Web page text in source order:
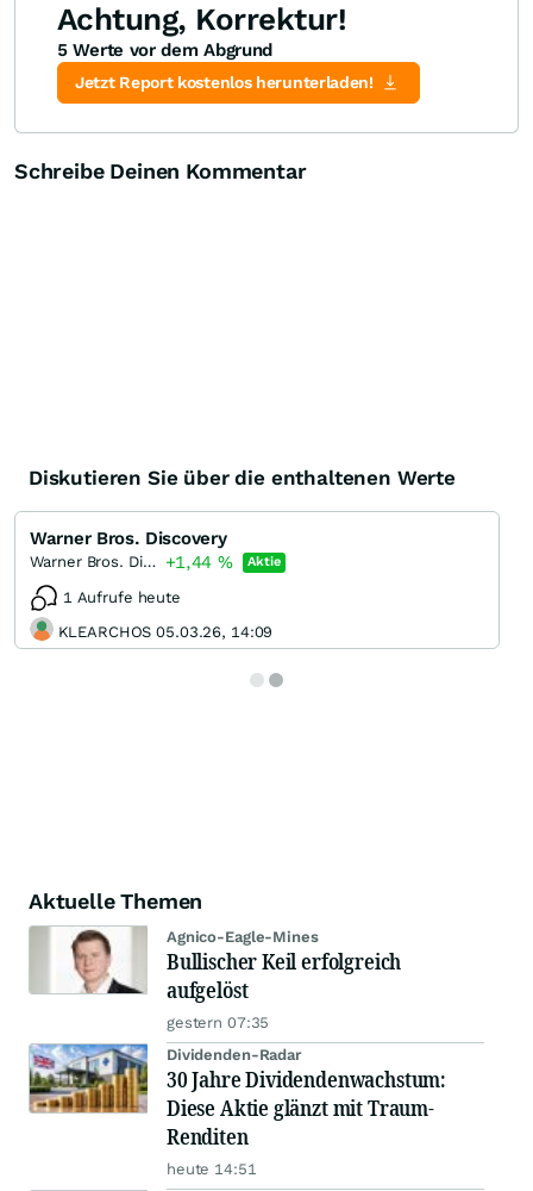
Achtung, Korrektur!
5 Werte vor dem Abgrund
Jetzt Report kostenlos herunterladen!
Schreibe Deinen Kommentar
Diskutieren Sie über die enthaltenen Werte
Warner Bros. Discovery
Warner Bros. Discovery (A) +1,44% Aktie
1 Aufrufe heute
KLEARCHOS 05.03.26, 14:09
Aktuelle Themen
Agnico-Eagle-Mines
Bullischer Keil erfolgreich
aufgelöst
gestern 07:35
Dividenden-Radar
30 Jahre Dividendenwachstum:
Diese Aktie glänzt mit Traum-
Renditen
heute 14:51